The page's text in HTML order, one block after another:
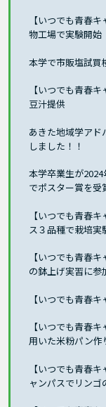
【いつでも青春
物工場で実験開始
本学で市販塩試買
【いつでも青春
豆汁提供
あきた地域学ア
しました！！
本学卒業生が
でポスター賞を受
【いつでも青春
ス３品種で栽培実
【いつでも青春
の鉢上げ実習に参
【いつでも青春
【いつでも青春
用いた米粉パン作
【いつでも青春
ャンパスでリンゴ